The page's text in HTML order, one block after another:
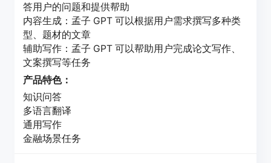
答用户的问题和提供帮助
内容生成：孟子 GPT 可以根据用户需求撰写多种类
型、题材的文章
辅助写作：孟子 GPT 可以帮助用户完成论文写作、
文案撰写等任务
产品特色：
知识问答
多语言翻译
通用写作
金融场景任务